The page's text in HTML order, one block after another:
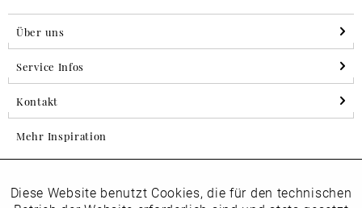
Über uns
Service Infos
Kontakt
Mehr Inspiration
Folgen Sie uns auf Instagram
Funktionale Aktiv
Diese Website benutzt Cookies, die für den technischen